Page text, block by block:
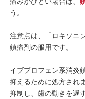
う。
注意点は、「ロキソニ
鎮痛剤の服用です。
イブプロフェン系消炎
抑えるために処方され
抑制し、歯の動きを遅